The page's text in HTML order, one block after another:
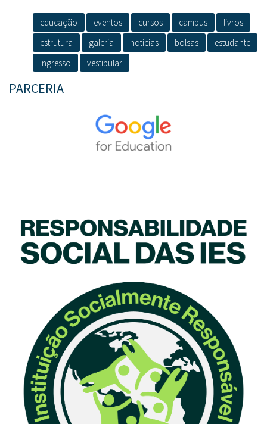
educação eventos cursos campus
livros
estrutura
galeria notícias bolsas
estudante
ingresso
vestibular
PARCERIA